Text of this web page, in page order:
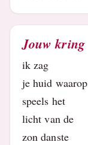
Jouw kring
ik zag
je huid waarop
speels het
licht van de
zon danste